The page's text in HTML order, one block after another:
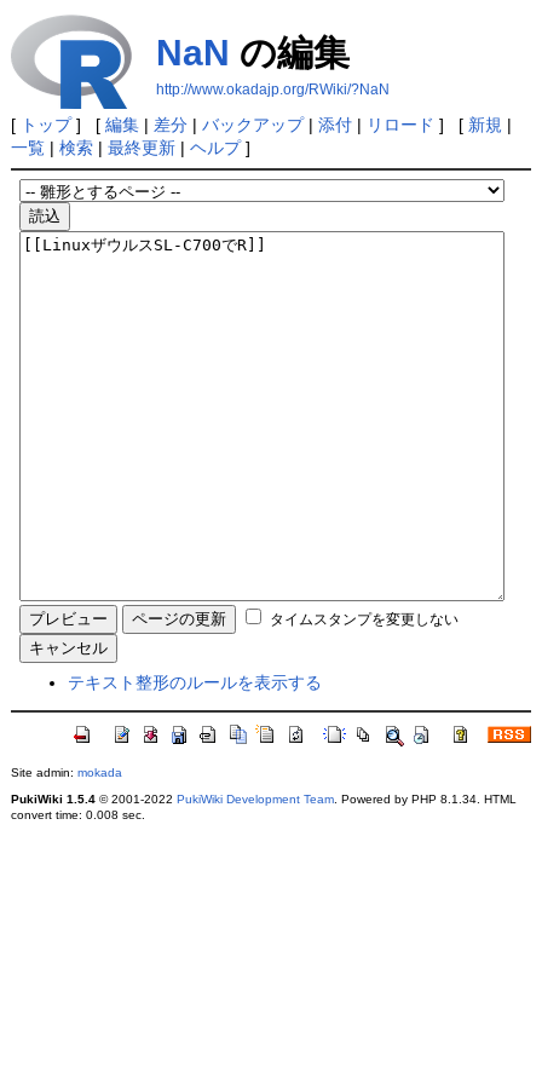
NaN の編集
http://www.okadajp.org/RWiki/?NaN
[ トップ] [ 編集| 差分| バックアップ| 添付| リロード ] [ 新規 |
一覧| 検索| 最終更新| ヘルプ]
タイムスタンプを変更しない
テキスト整形のルールを表示する
Site admin: mokada
PukiWiki 1.5.4© 2001-2022 PukiWiki Development Team. Powered by PHP 8.1.34. HTML
convert time: 0.008 sec.